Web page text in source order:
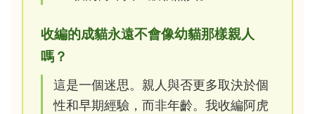
收編的成貓永遠不會像幼貓那樣親人
嗎？
這是一個迷思。親人與否更多取決於個
性和早期經驗，而非年齡。我收編阿虎